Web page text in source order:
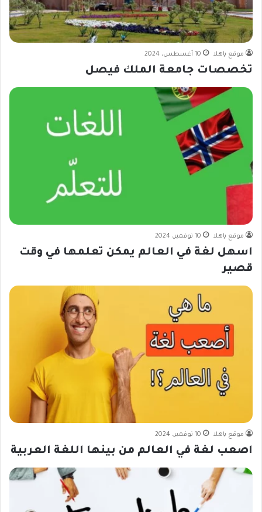
موقع ياهلا 10 أغسطس، 2024
تخصصات جامعة الملك فيصل
موقع ياهلا 10 نوفمبر، 2024
اسهل لغة في العالم يمكن تعلمها في وقت
قصير
موقع ياهلا 10 نوفمبر، 2024
اصعب لغة في العالم من بينها اللغة العربية